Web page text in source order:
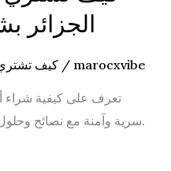
كيف/ marocxvibe
تعرف على كيفية شراء
سرية وآمنة مع نصائح وحلول شاملة للحفاظ على الخصوصية.